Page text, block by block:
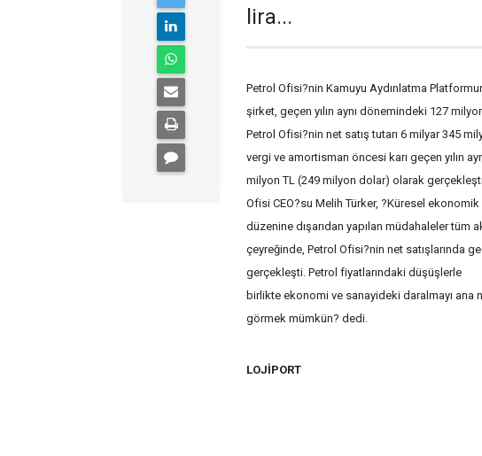
lira...
Petrol Ofisi?nin Kamuyu Aydınlatma
şirket, geçen yılın aynı dönemindeki 127
Petrol Ofisi?nin net satış tutarı 6 milyar 345
vergi ve amortisman öncesi karı geçen yılın
milyon TL (249 milyon dolar) olarak
Ofisi CEO?su Melih Türker, ?Küresel
düzenine dışarıdan yapılan müdahaleler
çeyreğinde, Petrol Ofisi?nin net satışlarında
gerçekleşti. Petrol fiyatlarındaki düşüşlerle
birlikte ekonomi ve sanayideki daralmayı ana
görmek mümkün? dedi.
LOJİPORT